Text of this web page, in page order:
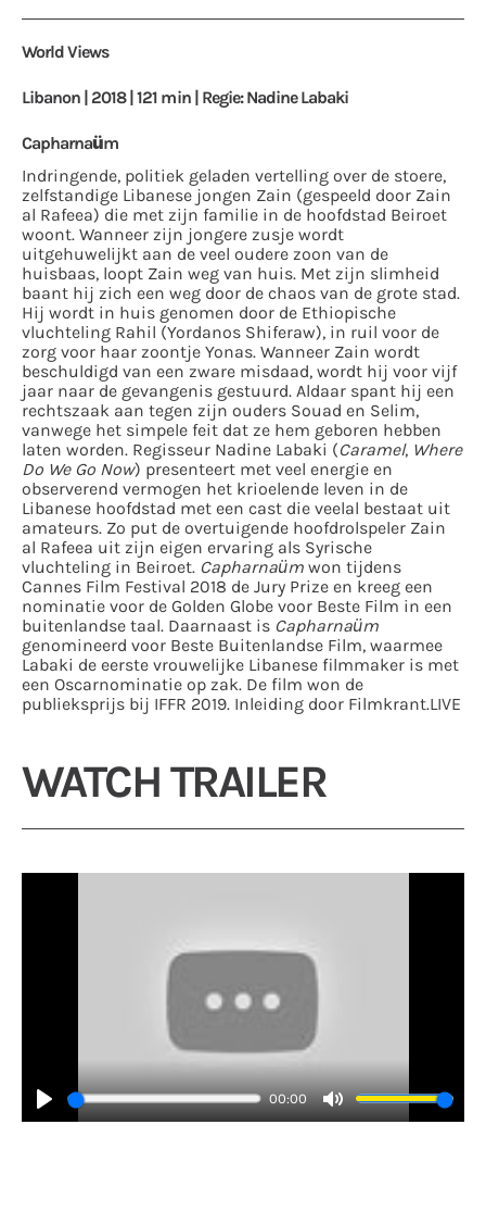
World Views
Libanon | 2018 | 121 min | Regie: Nadine Labaki
Capharnaüm
Indringende, politiek geladen vertelling over de stoere,
zelfstandige Libanese jongen Zain (gespeeld door Zain
al Rafeea) die met zijn familie in de hoofdstad Beiroet
woont. Wanneer zijn jongere zusje wordt
uitgehuwelijkt aan de veel oudere zoon van de
huisbaas, loopt Zain weg van huis. Met zijn slimheid
baant hij zich een weg door de chaos van de grote stad.
Hij wordt in huis genomen door de Ethiopische
vluchteling Rahil (Yordanos Shiferaw), in ruil voor de
zorg voor haar zoontje Yonas. Wanneer Zain wordt
beschuldigd van een zware misdaad, wordt hij voor vijf
jaar naar de gevangenis gestuurd. Aldaar spant hij een
rechtszaak aan tegen zijn ouders Souad en Selim,
vanwege het simpele feit dat ze hem geboren hebben
laten worden. Regisseur Nadine Labaki (Caramel, Where
Do We Go Now) presenteert met veel energie en
observerend vermogen het krioelende leven in de
Libanese hoofdstad met een cast die veelal bestaat uit
amateurs. Zo put de overtuigende hoofdrolspeler Zain
al Rafeea uit zijn eigen ervaring als Syrische
vluchteling in Beiroet. Capharnaüm won tijdens
Cannes Film Festival 2018 de Jury Prize en kreeg een
nominatie voor de Golden Globe voor Beste Film in een
buitenlandse taal. Daarnaast is Capharnaüm
genomineerd voor Beste Buitenlandse Film, waarmee
Labaki de eerste vrouwelijke Libanese filmmaker is met
een Oscarnominatie op zak. De film won de
publieksprijs bij IFFR 2019. Inleiding door Filmkrant.LIVE
WATCH TRAILER
Play
00:00
Mute